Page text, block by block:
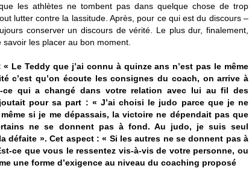
les athlètes ne tombent pas dans quelque chose de trop
lutter contre la lassitude. Après, pour ce qui est du discours –
conserver un discours de vérité. Le plus dur, finalement,
savoir les placer au bon moment.
Le Teddy que j’ai connu à quinze ans n’est pas le même
c’est qu’on écoute les consignes du coach, on arrive à
ce qui a changé dans votre relation avec lui au fil des
pour sa part : « J’ai choisi le judo parce que je ne
si je me dépassais, la victoire ne dépendait pas que
ne se donnent pas à fond. Au judo, je suis seul
défaite ». Cet aspect : « Si les autres ne se donnent pas à
ce que vous le ressentez vis-à-vis de votre personne, ou
une forme d’exigence au niveau du coaching proposé